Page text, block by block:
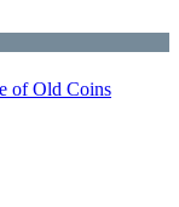
of Old Coins